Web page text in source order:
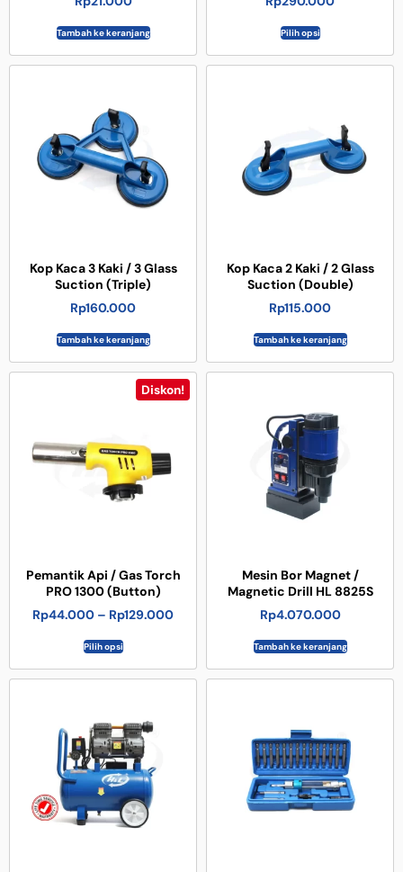
Tambah ke keranjang Pilih opsi
Kop Kaca 3 Kaki / 3 Glass
Suction (Triple)
Rp160.000
Tambah ke keranjang
Kop Kaca 2 Kaki / 2 Glass
Suction (Double)
Rp115.000
Tambah ke keranjang
Diskon!
Pemantik Api / Gas Torch
PRO 1300 (Button)
Rp44.000 – Rp129.000
Pilih opsi
Mesin Bor Magnet /
Magnetic Drill HL 8825S
Rp4.070.000
Tambah ke keranjang